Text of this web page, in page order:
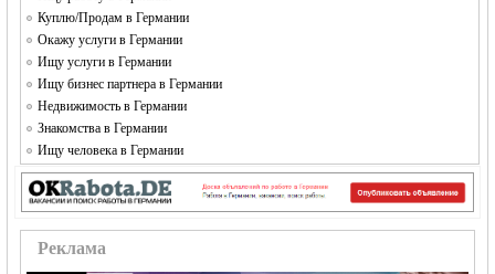
Куплю/Продам в Германии
Окажу услуги в Германии
Ищу услуги в Германии
Ищу бизнес партнера в Германии
Недвижимость в Германии
Знакомства в Германии
Ищу человека в Германии
Реклама